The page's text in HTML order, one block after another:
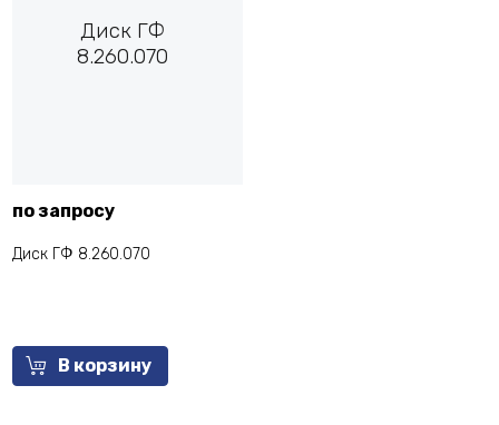
Диск ГФ
8.260.070
по запросу
Диск ГФ 8.260.070
В корзину